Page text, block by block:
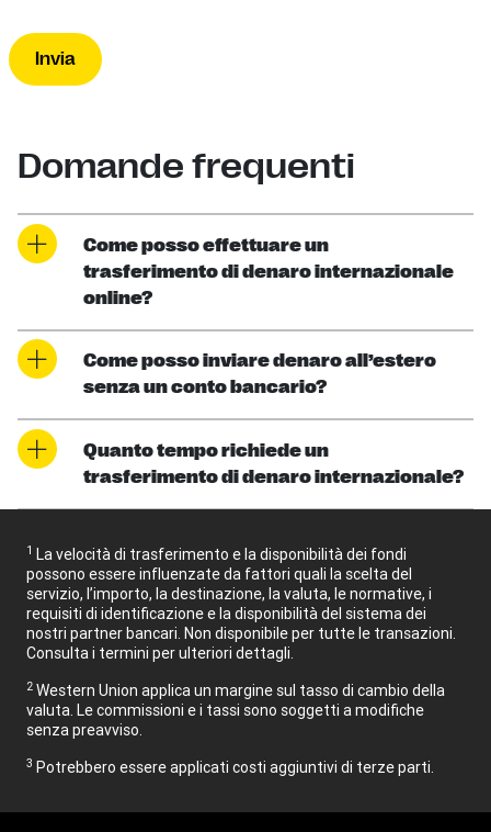
Invia
Domande frequenti
Come posso effettuare un
trasferimento di denaro internazionale
online?
Come posso inviare denaro all’estero
senza un conto bancario?
Quanto tempo richiede un
trasferimento di denaro internazionale?
1 La velocità di trasferimento e la disponibilità dei fondi
possono essere influenzate da fattori quali la scelta del
servizio, l’importo, la destinazione, la valuta, le normative, i
requisiti di identificazione e la disponibilità del sistema dei
nostri partner bancari. Non disponibile per tutte le transazioni.
Consulta i termini per ulteriori dettagli.
2 Western Union applica un margine sul tasso di cambio della
valuta. Le commissioni e i tassi sono soggetti a modifiche
senza preavviso.
3 Potrebbero essere applicati costi aggiuntivi di terze parti.